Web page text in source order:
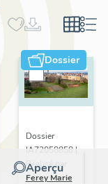
Dossier
Aperçu
Dossier
IA72058858 |
Réalisé par
Ferey Marie